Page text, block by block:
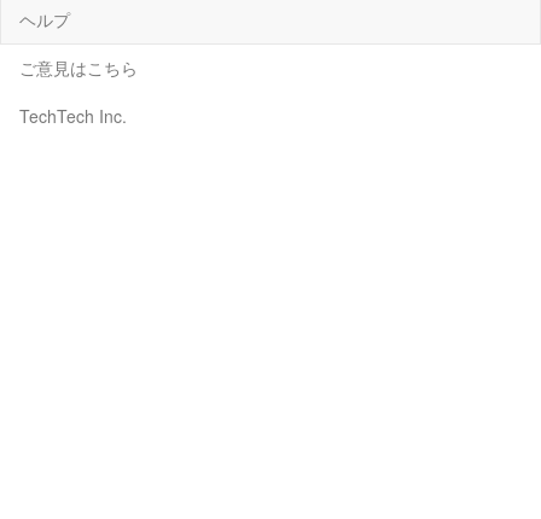
ヘルプ
ご意見はこちら
TechTech Inc.